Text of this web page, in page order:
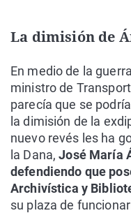
La dimisión de
En medio de la
ministro de
parecía que se
la dimisión de la
nuevo revés les ha
la Dana,José María
defendiendo que
Archivística y
su plaza de